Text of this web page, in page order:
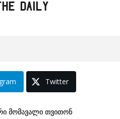
Daily
Twitter
მომავალი თვითონ